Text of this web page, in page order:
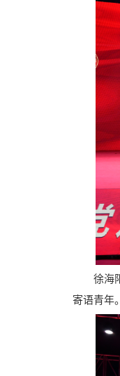
徐海阳
寄语青年